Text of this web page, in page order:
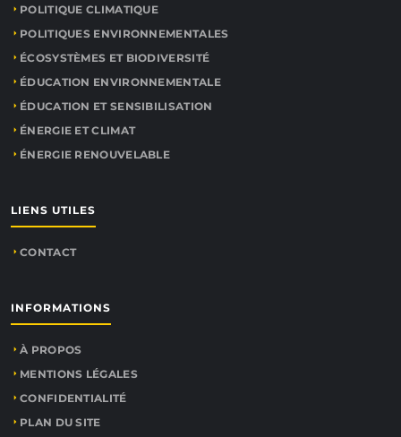
POLITIQUE CLIMATIQUE
POLITIQUES ENVIRONNEMENTALES
ÉCOSYSTÈMES ET BIODIVERSITÉ
ÉDUCATION ENVIRONNEMENTALE
ÉDUCATION ET SENSIBILISATION
ÉNERGIE ET CLIMAT
ÉNERGIE RENOUVELABLE
LIENS UTILES
CONTACT
INFORMATIONS
À PROPOS
MENTIONS LÉGALES
CONFIDENTIALITÉ
PLAN DU SITE